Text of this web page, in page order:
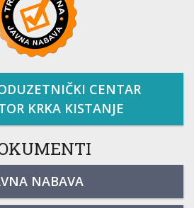
CENTAR
KRKA KISTANJE
NABAVA